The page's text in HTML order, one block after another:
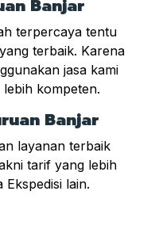
Banjar
terpercaya tentu
terbaik. Karena
jasa kami
kompeten.
Banjar
layanan terbaik
tarif yang lebih
lain.